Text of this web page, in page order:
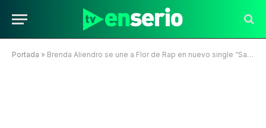
Portada » Brenda Aliendro se une a Flor de Rap en nuevo single “Salvaje”